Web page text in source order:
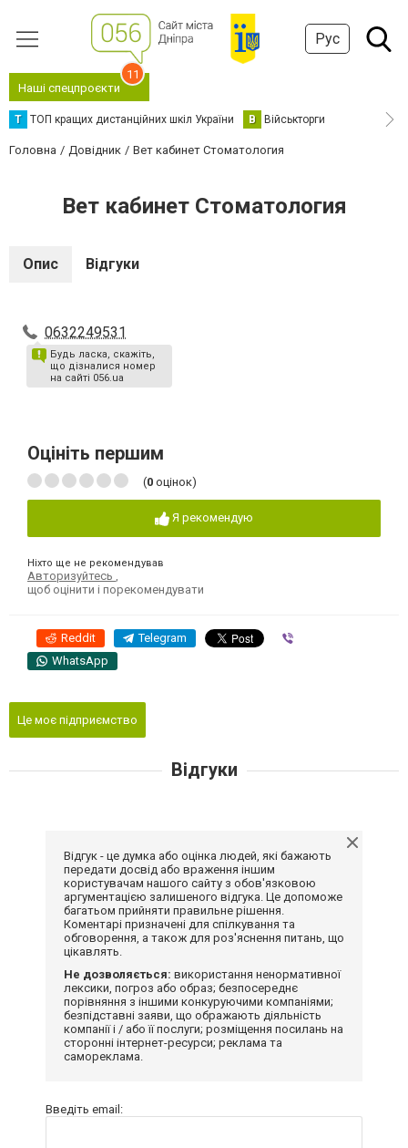
Рус
Наші спецпроєкти
11
Т ТОП кращих дистанційних шкіл України В Військторги
Головна Довідник Вет кабинет Стоматология
Вет кабинет Стоматология
Опис Відгуки
0632249531
Будь ласка, скажіть,
що дізналися номер
на сайті 056.ua
Оцініть першим
(0 оцінок)
Я рекомендую
Ніхто ще не рекомендував
Авторизуйтесь
щоб оцінити і порекомендувати
Reddit Telegram
WhatsApp
Це моє підприємство
Відгуки
Відгук - це думка або оцінка людей, які бажають
передати досвід або враження іншим
користувачам нашого сайту з обов'язковою
аргументацією залишеного відгука. Це допоможе
багатьом прийняти правильне рішення.
Коментарі призначені для спілкування та
обговорення, а також для роз'яснення питань, що
цікавлять.
Не дозволяється: використання ненормативної
лексики, погроз або образ; безпосереднє
порівняння з іншими конкуруючими компаніями;
безпідставні заяви, що ображають діяльність
компанії і / або її послуги; розміщення посилань на
сторонні інтернет-ресурси; реклама та
самореклама.
Введіть email: